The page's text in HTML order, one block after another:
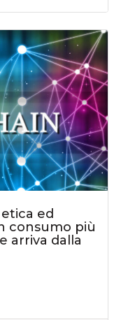
ed
consumo più
arriva dalla